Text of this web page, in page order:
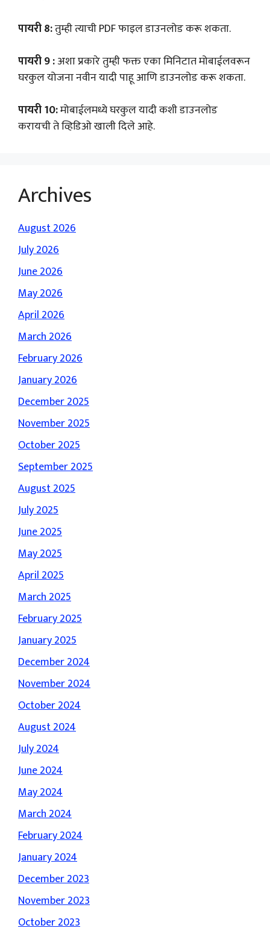
पायरी 8:तुम्ही त्याची PDF फाइल डाउनलोड करू शकता.
पायरी 9 :अशा प्रकारे तुम्ही फक्त एका मिनिटात मोबाईलवरून
घरकुल योजना नवीन यादी पाहू आणि डाउनलोड करू शकता.
पायरी 10:मोबाईलमध्ये घरकुल यादी कशी डाउनलोड
करायची ते व्हिडिओ खाली दिले आहे.
Archives
August 2026
July 2026
June 2026
May 2026
April 2026
March 2026
February 2026
January 2026
December 2025
November 2025
October 2025
September 2025
August 2025
July 2025
June 2025
May 2025
April 2025
March 2025
February 2025
January 2025
December 2024
November 2024
October 2024
August 2024
July 2024
June 2024
May 2024
March 2024
February 2024
January 2024
December 2023
November 2023
October 2023